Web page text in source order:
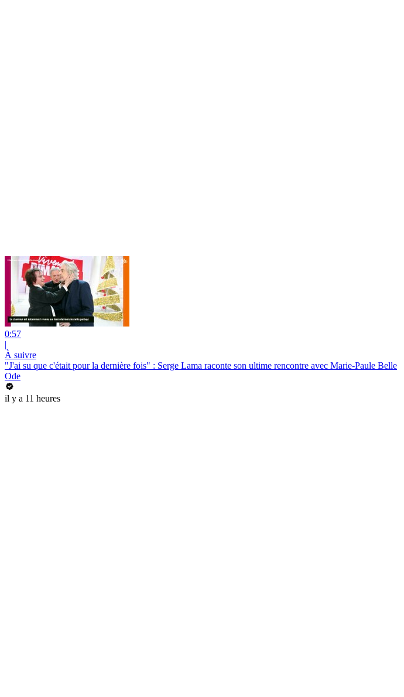
0:57
|
À suivre
"J'ai su que c'était pour la dernière fois" : Serge Lama raconte son ultime rencontre avec Marie-Paule Belle
Ode
il y a 11 heures